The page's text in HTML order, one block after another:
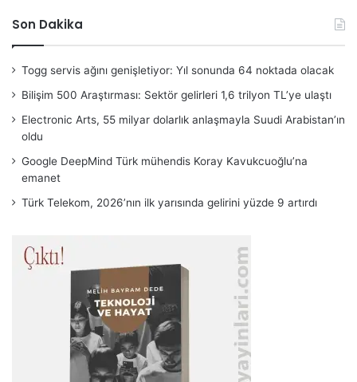
Son Dakika
Togg servis ağını genişletiyor: Yıl sonunda 64 noktada olacak
Bilişim 500 Araştırması: Sektör gelirleri 1,6 trilyon TL’ye ulaştı
Electronic Arts, 55 milyar dolarlık anlaşmayla Suudi Arabistan’ın
oldu
Google DeepMind Türk mühendis Koray Kavukcuoğlu’na
emanet
Türk Telekom, 2026’nın ilk yarısında gelirini yüzde 9 artırdı